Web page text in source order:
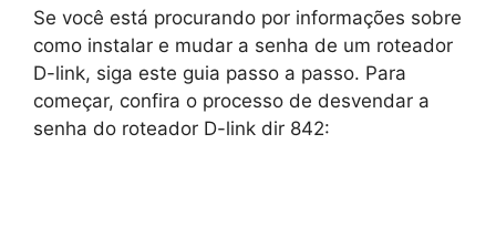
Se você está procurando por informações sobre
como instalar e mudar a senha de um roteador
D-link, siga este guia passo a passo. Para
começar, confira o processo de desvendar a
senha do roteador D-link dir 842: